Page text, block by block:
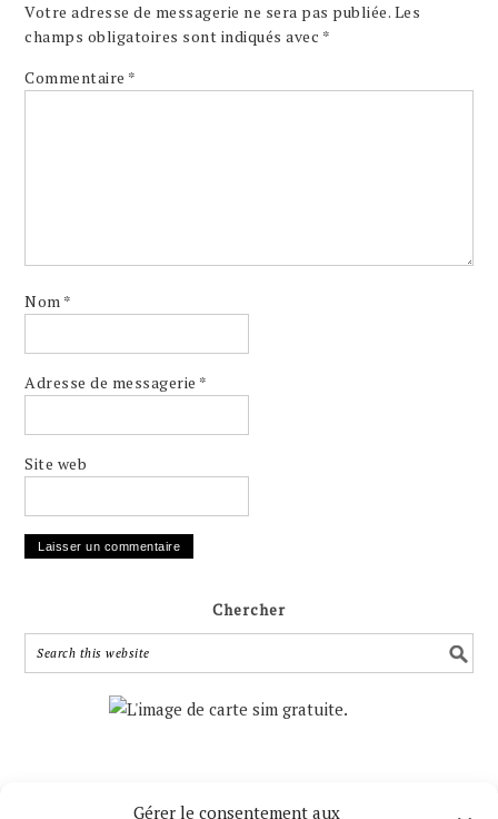
Gérer le consentement aux
Votre adresse de messagerie ne sera pas publiée. Les
champs obligatoires sont indiqués avec *
Commentaire *
Nom *
Adresse de messagerie *
Site web
Chercher